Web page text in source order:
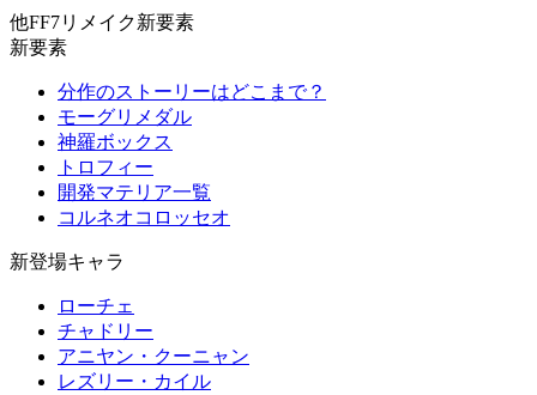
他FF7リメイク新要素
新要素
分作のストーリーはどこまで？
モーグリメダル
神羅ボックス
トロフィー
開発マテリア一覧
コルネオコロッセオ
新登場キャラ
ローチェ
チャドリー
アニヤン・クーニャン
レズリー・カイル